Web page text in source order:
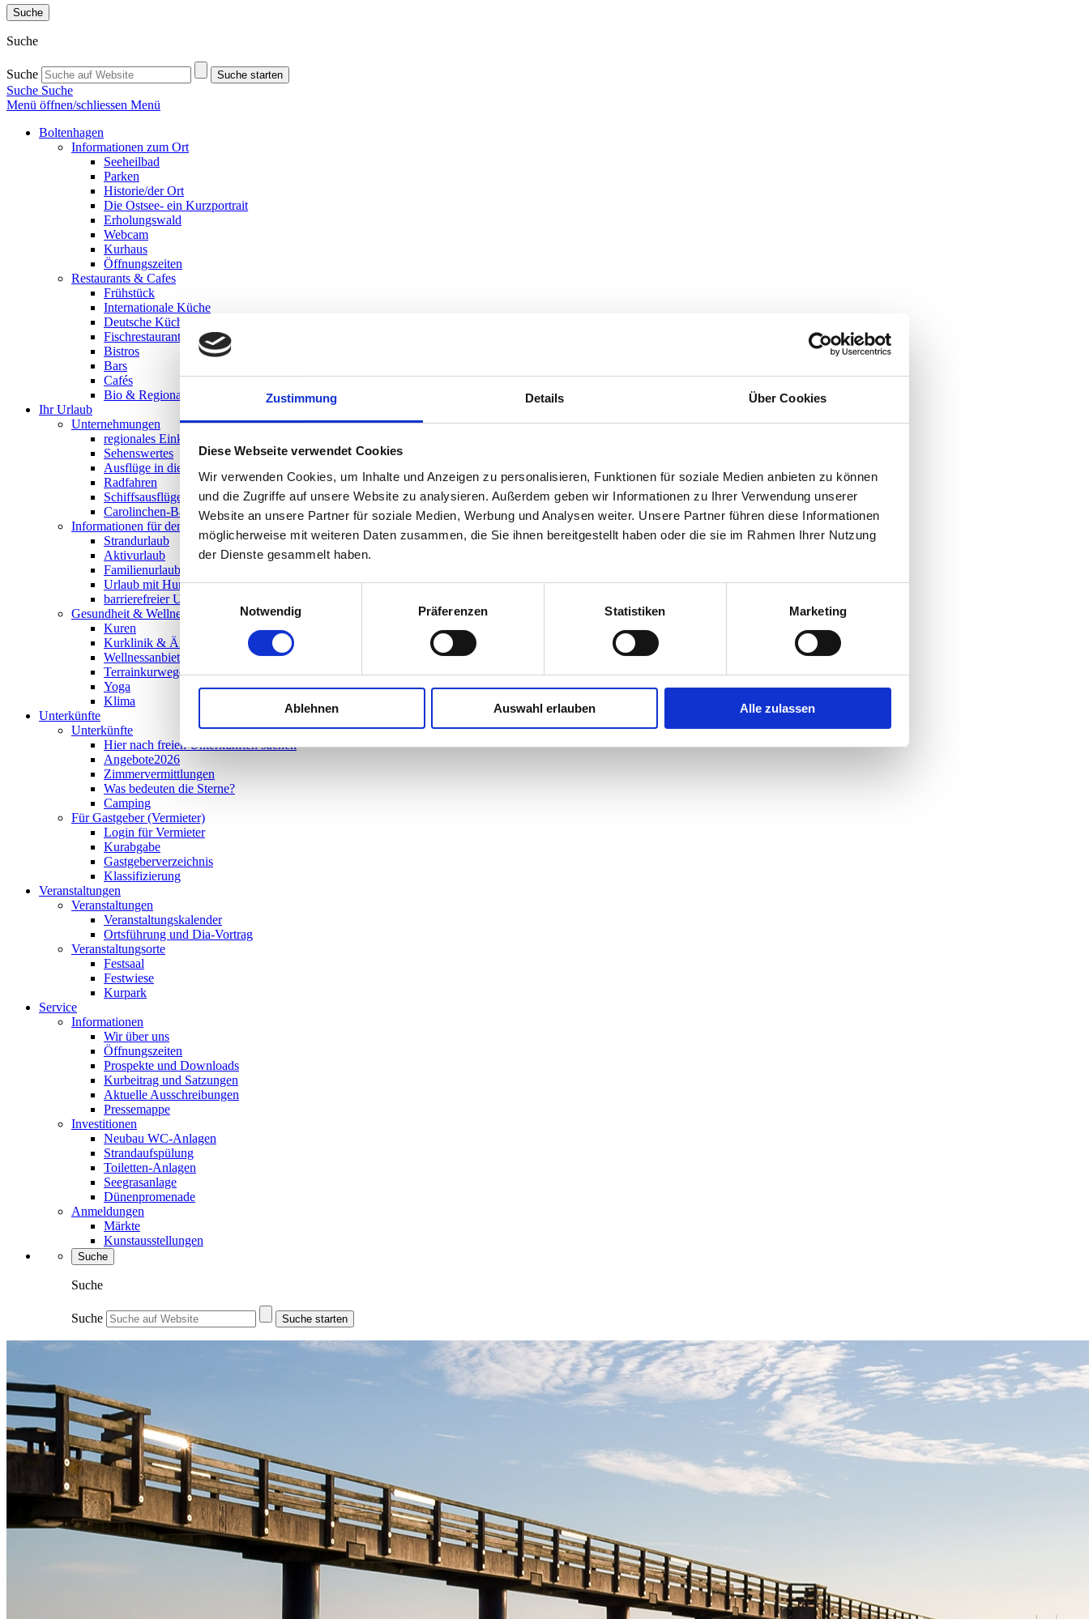
Zustimmung Details Über Cookies
Diese Webseite verwendet Cookies
Wir verwenden Cookies, um Inhalte und Anzeigen zu personalisieren, Funktionen für soziale Medien anbieten zu können
und die Zugriffe auf unsere Website zu analysieren. Außerdem geben wir Informationen zu Ihrer Verwendung unserer
Website an unsere Partner für soziale Medien, Werbung und Analysen weiter. Unsere Partner führen diese Informationen
möglicherweise mit weiteren Daten zusammen, die Sie ihnen bereitgestellt haben oder die sie im Rahmen Ihrer Nutzung
der Dienste gesammelt haben.
Einwilligungsauswahl
Notwendig
Präferenzen Statistiken Marketing
Ablehnen Auswahl erlauben Alle zulassen
Suche
Suche
Suche Suche starten
Suche Suche
Menü öffnen/schliessen Menü
Boltenhagen
Informationen zum Ort
Seeheilbad
Parken
Historie/der Ort
Die Ostsee- ein Kurzportrait
Erholungswald
Webcam
Kurhaus
Öffnungszeiten
Restaurants & Cafes
Frühstück
Internationale Küche
Deutsche Küche
Fischrestaurants
Bistros
Bars
Cafés
Bio & Regionales
Ihr Urlaub
Unternehmungen
regionales Einkaufen
Sehenswertes
Ausflüge in die Region
Radfahren
Schiffsausflüge
Carolinchen-Bahn
Informationen für den Urlauber
Strandurlaub
Aktivurlaub
Familienurlaub
Urlaub mit Hund
barrierefreier Urlaub
Gesundheit & Wellness
Kuren
Kurklinik & Ärzte
Wellnessanbieter
Terrainkurwege
Yoga
Klima
Unterkünfte
Unterkünfte
Hier nach freien Unterkünften suchen
Angebote2026
Zimmervermittlungen
Was bedeuten die Sterne?
Camping
Für Gastgeber (Vermieter)
Login für Vermieter
Kurabgabe
Gastgeberverzeichnis
Klassifizierung
Veranstaltungen
Veranstaltungen
Veranstaltungskalender
Ortsführung und Dia-Vortrag
Veranstaltungsorte
Festsaal
Festwiese
Kurpark
Service
Informationen
Wir über uns
Öffnungszeiten
Prospekte und Downloads
Kurbeitrag und Satzungen
Aktuelle Ausschreibungen
Pressemappe
Investitionen
Neubau WC-Anlagen
Strandaufspülung
Toiletten-Anlagen
Seegrasanlage
Dünenpromenade
Anmeldungen
Märkte
Kunstausstellungen
Suche
Suche
Suche Suche starten